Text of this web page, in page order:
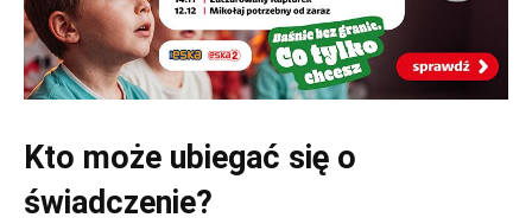
Kto może ubiegać się o
świadczenie?